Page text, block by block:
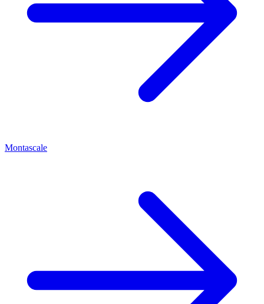
Montascale